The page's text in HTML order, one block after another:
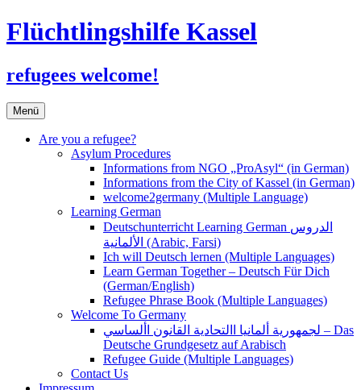
Flüchtlingshilfe Kassel
refugees welcome!
Menü Zum
Inhalt
springen
Are you a refugee?
Asylum Procedures
Informations from NGO „ProAsyl“ (in German)
Informations from the City of Kassel (in German)
welcome2germany (Multiple Language)
Learning German
Deutschunterricht Learning German الدروس
الألمانية (Arabic, Farsi)
Ich will Deutsch lernen (Multiple Languages)
Learn German Together – Deutsch Für Dich
(German/English)
Refugee Phrase Book (Multiple Languages)
Welcome To Germany
لجمهورية ألمانيا االتحادية القانون األساسي – Das
Deutsche Grundgesetz auf Arabisch
Refugee Guide (Multiple Languages)
Contact Us